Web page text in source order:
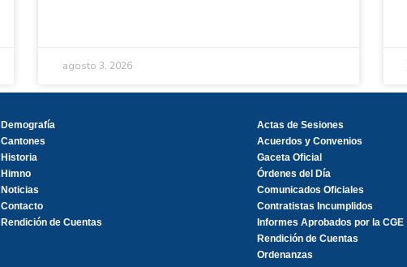
agosto 3, 2026
Demografía
Cantones
Historia
Himno
Noticias
Contacto
Rendición de Cuentas
Actas de Sesiones
Acuerdos y Convenios
Gaceta Oficial
Órdenes del Día
Comunicados Oficiales
Contratistas Incumplidos
Informes Aprobados por la CGE
Rendición de Cuentas
Ordenanzas